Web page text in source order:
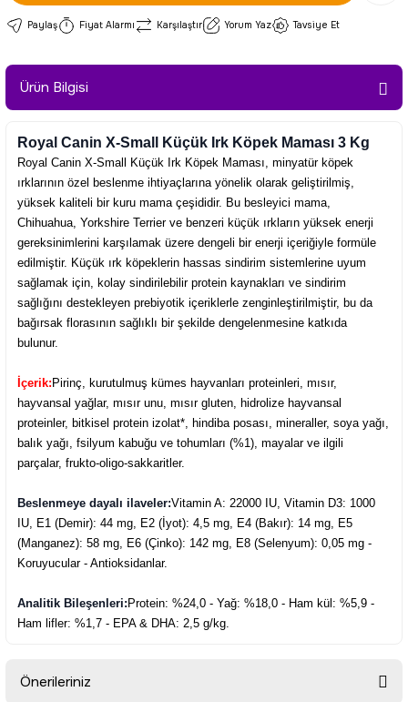
Paylaş Fiyat Alarmı Karşılaştır Yorum Yaz Tavsiye Et
Ürün Bilgisi
Royal Canin X-Small Küçük Irk Köpek Maması 3 Kg
Royal Canin X-Small Küçük Irk Köpek Maması, minyatür köpek
ırklarının özel beslenme ihtiyaçlarına yönelik olarak geliştirilmiş,
yüksek kaliteli bir kuru mama çeşididir. Bu besleyici mama,
Chihuahua, Yorkshire Terrier ve benzeri küçük ırkların yüksek enerji
gereksinimlerini karşılamak üzere dengeli bir enerji içeriğiyle formüle
edilmiştir. Küçük ırk köpeklerin hassas sindirim sistemlerine uyum
sağlamak için, kolay sindirilebilir protein kaynakları ve sindirim
sağlığını destekleyen prebiyotik içeriklerle zenginleştirilmiştir, bu da
bağırsak florasının sağlıklı bir şekilde dengelenmesine katkıda
bulunur.
İçerik: Pirinç, kurutulmuş kümes hayvanları proteinleri, mısır,
hayvansal yağlar, mısır unu, mısır gluten, hidrolize hayvansal
proteinler, bitkisel protein izolat*, hindiba posası, mineraller, soya yağı,
balık yağı, fsilyum kabuğu ve tohumları (%1), mayalar ve ilgili
parçalar, frukto-oligo-sakkaritler.
Beslenmeye dayalı ilaveler:Vitamin A: 22000 IU, Vitamin D3: 1000
IU, E1 (Demir): 44 mg, E2 (İyot): 4,5 mg, E4 (Bakır): 14 mg, E5
(Manganez): 58 mg, E6 (Çinko): 142 mg, E8 (Selenyum): 0,05 mg -
Koruyucular - Antioksidanlar.
Analitik Bileşenleri: Protein: %24,0 - Yağ: %18,0 - Ham kül: %5,9 -
Ham lifler: %1,7 - EPA & DHA: 2,5 g/kg.
Önerileriniz